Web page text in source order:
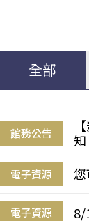
全部
館務公告
知
電子資源
電子資源 8/